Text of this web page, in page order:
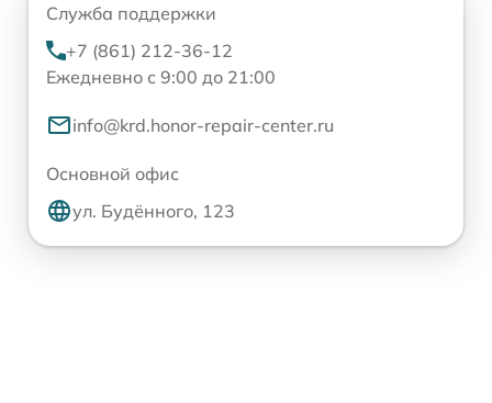
Служба поддержки
+7 (861) 212-36-12
Ежедневно с 9:00 до 21:00
info@krd.honor-repair-center.ru
Основной офис
ул. Будённого, 123